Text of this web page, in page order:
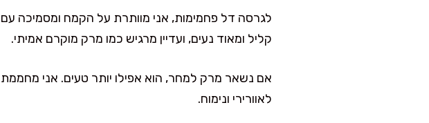
קליל ומאוד נעים, ועדיין מרגיש כמו מרק מוקרם אמיתי.
אם נשאר מרק למחר, הוא אפילו יותר טעים. אני
לאוורירי ונימוח.